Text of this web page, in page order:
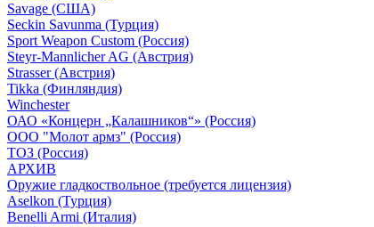
Savage (США)
Seckin Savunma (Турция)
Sport Weapon Custom (Россия)
Steyr-Mannlicher AG (Австрия)
Strasser (Австрия)
Tikka (Финляндия)
Winchester
ОАО «Концерн „Калашников“» (Россия)
ООО "Молот армз" (Россия)
ТОЗ (Россия)
АРХИВ
Оружие гладкоствольное (требуется лицензия)
Aselkon (Турция)
Benelli Armi (Италия)